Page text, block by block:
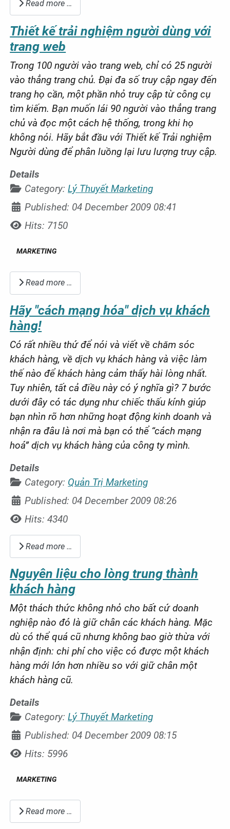
Read more …
Thiết kế trải nghiệm người dùng với
trang web
Trong 100 người vào trang web, chỉ có 25 người
vào thẳng trang chủ. Đại đa số truy cập ngay đến
trang họ cần, một phần nhỏ truy cập từ công cụ
tìm kiếm. Bạn muốn lái 90 người vào thẳng trang
chủ và đọc một cách hệ thống, trong khi họ
không nói. Hãy bắt đầu với Thiết kế Trải nghiệm
Người dùng để phân luồng lại lưu lượng truy cập.
Details
Category:Lý Thuyết Marketing
Published: 04 December 2009 08:41
Hits: 7150
MARKETING
Read more …
Hãy "cách mạng hóa" dịch vụ khách
hàng!
Có rất nhiều thứ để nói và viết về chăm sóc
khách hàng, về dịch vụ khách hàng và việc làm
thế nào để khách hàng cảm thấy hài lòng nhất.
Tuy nhiên, tất cả điều này có ý nghĩa gì? 7 bước
dưới đây có tác dụng như chiếc thấu kính giúp
bạn nhìn rõ hơn những hoạt động kinh doanh và
nhận ra đâu là nơi mà bạn có thể “cách mạng
hoá” dịch vụ khách hàng của công ty mình.
Details
Category: Quản Trị Marketing
Published: 04 December 2009 08:26
Hits: 4340
Read more …
Nguyên liệu cho lòng trung thành
khách hàng
Một thách thức không nhỏ cho bất cứ doanh
nghiệp nào đó là giữ chân các khách hàng. Mặc
dù có thể quá cũ nhưng không bao giờ thừa với
nhận định: chi phí cho việc có được một khách
hàng mới lớn hơn nhiều so với giữ chân một
khách hàng cũ.
Details
Category:Lý Thuyết Marketing
Published: 04 December 2009 08:15
Hits: 5996
MARKETING
Read more …